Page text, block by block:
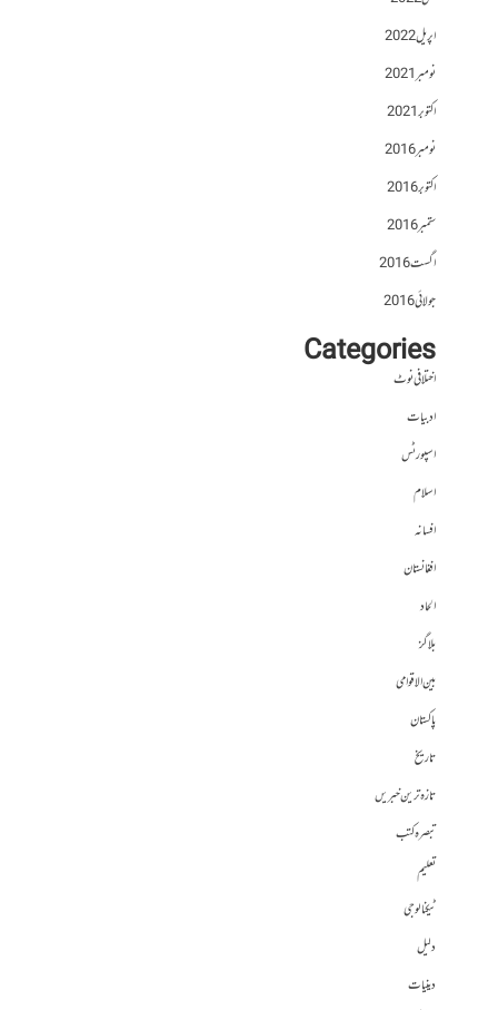
اپریل 2022
نومبر 2021
اکتوبر 2021
نومبر 2016
اکتوبر 2016
ستمبر 2016
اگست 2016
جولائی 2016
Categories
اختلافی نوٹ
ادبیات
اسپورٹس
اسلام
افسانہ
افغانستان
الحاد
بلاگز
بین الاقوامی
پاکستان
تاریخ
تازہ ترین خبریں
تبصرہ کتب
تعلیم
ٹیکنالوجی
دلیل
دینیات